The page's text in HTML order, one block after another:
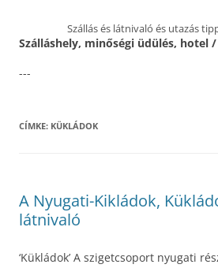
Szállás és látnivaló és utazás
Szálláshely, minőségi üdülés, hotel
---
CÍMKE: KÜKLÁDOK
A Nyugati-Kikládok,
látnivaló
‘Kükládok’ A szigetcsoport nyugati